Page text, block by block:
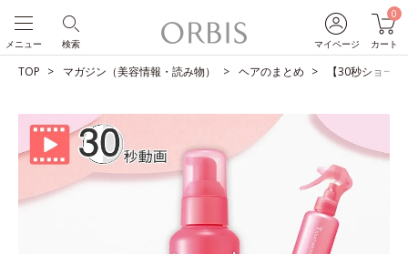
マイページ
0
カート
検索
メニュー
TOP マガジン（美容情報・読み物） ヘアのまとめ 【30秒ショー